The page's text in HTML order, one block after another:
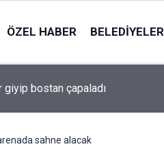
ÖZEL HABER BELEDIYELER
bostan çapaladı
sahne alacak